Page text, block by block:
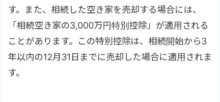
す。また、相続した空き家を売却する場合には、
「相続空き家の3,000万円特別控除」が適用される
ことがあります。この特別控除は、相続開始から3
年以内の12月31日までに売却した場合に適用されま
す。